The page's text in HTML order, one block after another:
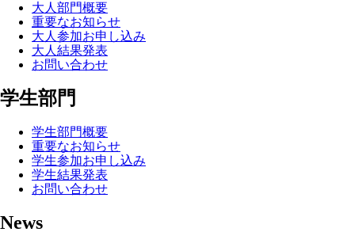
大人部門概要
重要なお知らせ
大人参加お申し込み
大人結果発表
お問い合わせ
学生部門
学生部門概要
重要なお知らせ
学生参加お申し込み
学生結果発表
お問い合わせ
News